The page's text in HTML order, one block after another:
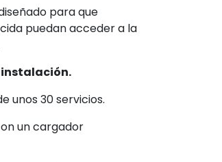
para que
puedan acceder a la
instalación.
unos 30 servicios.
un cargador